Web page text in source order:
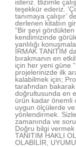
isteriz. Bizimle
teşekkür ederiz.
tanımaya çalışır’
derlenen kitabın
“Bir şeyi
kendimizinde
yanlılığı
IRMAK TANITIM
bırakmanın en
için her yeni güne
projelerinizde ilk
kalabilmek için;
tarafından
doğrultusunda en
ürün kadar önemli
uygun ölçülerde
yönlendirmek.
zamanında ve
Doğru bilgi
TANITIM HAKLI
OLABİLİR,